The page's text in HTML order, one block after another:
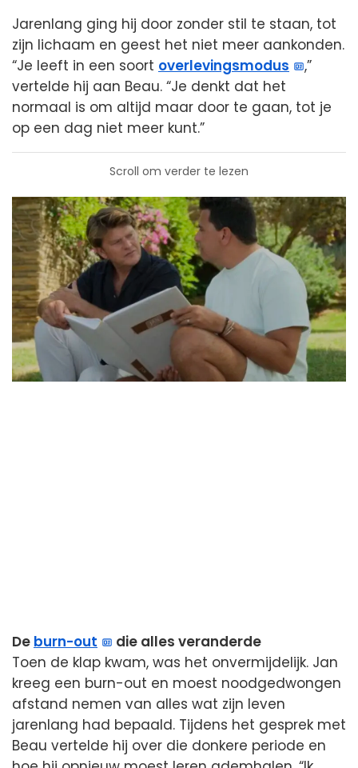
Jarenlang ging hij door zonder stil te staan, tot
zijn lichaam en geest het niet meer aankonden.
“Je leeft in een soort overlevingsmodus
,”
vertelde hij aan Beau. “Je denkt dat het
normaal is om altijd maar door te gaan, tot je
op een dag niet meer kunt.”
Scroll om verder te lezen
De burn-out
die alles veranderde
Toen de klap kwam, was het onvermijdelijk. Jan
kreeg een burn-out en moest noodgedwongen
afstand nemen van alles wat zijn leven
jarenlang had bepaald. Tijdens het gesprek met
Beau vertelde hij over die donkere periode en